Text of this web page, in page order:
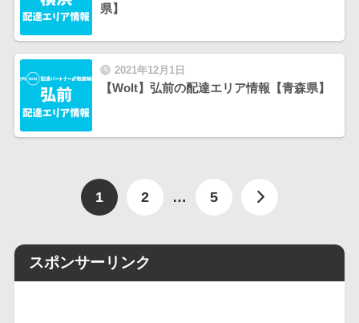
県】
2021年12月1日
【Wolt】弘前の配達エリア情報【青森県】
1 2 … 5
スポンサーリンク